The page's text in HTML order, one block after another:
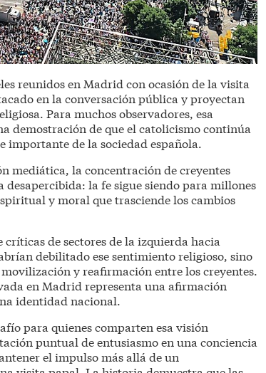
reunidos en Madrid con ocasión de la visita
en la conversación pública y proyectan
Para muchos observadores, esa
demostración de que el catolicismo continúa
de la sociedad española.
mediática, la concentración de creyentes
la fe sigue siendo para millones
y moral que trasciende los cambios
de sectores de la izquierda hacia
debilitado ese sentimiento religioso, sino
y reafirmación entre los creyentes.
en Madrid representa una afirmación
identidad nacional.
para quienes comparten esa visión
puntual de entusiasmo en una conciencia
el impulso más allá de un